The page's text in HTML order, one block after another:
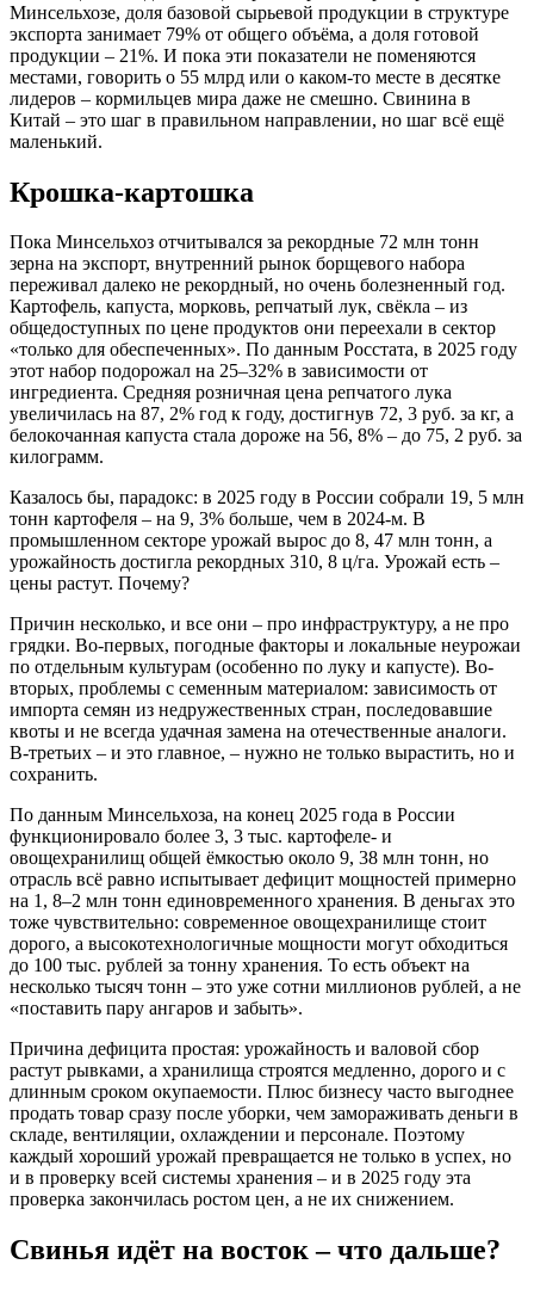
Минсельхозе, доля базовой сырьевой продукции в структуре
экспорта занимает 79% от общего объёма, а доля готовой
продукции – 21%. И пока эти показатели не поменяются
местами, говорить о 55 млрд или о каком-то месте в десятке
лидеров – кормильцев мира даже не смешно. Свинина в
Китай – это шаг в правильном направлении, но шаг всё ещё
маленький.
Крошка-картошка
Пока Минсельхоз отчитывался за рекордные 72 млн тонн
зерна на экспорт, внутренний рынок борщевого набора
переживал далеко не рекордный, но очень болезненный год.
Картофель, капуста, морковь, репчатый лук, свёкла – из
общедоступных по цене продуктов они переехали в сектор
«только для обеспеченных». По данным Росстата, в 2025 году
этот набор подорожал на 25–32% в зависимости от
ингредиента. Средняя розничная цена репчатого лука
увеличилась на 87, 2% год к году, достигнув 72, 3 руб. за кг, а
белокочанная капуста стала дороже на 56, 8% – до 75, 2 руб. за
килограмм.
Казалось бы, парадокс: в 2025 году в России собрали 19, 5 млн
тонн картофеля – на 9, 3% больше, чем в 2024-м. В
промышленном секторе урожай вырос до 8, 47 млн тонн, а
урожайность достигла рекордных 310, 8 ц/га. Урожай есть –
цены растут. Почему?
Причин несколько, и все они – про инфраструктуру, а не про
грядки. Во-первых, погодные факторы и локальные неурожаи
по отдельным культурам (особенно по луку и капусте). Во-
вторых, проблемы с семенным материалом: зависимость от
импорта семян из недружественных стран, последовавшие
квоты и не всегда удачная замена на отечественные аналоги.
В-третьих – и это главное, – нужно не только вырастить, но и
сохранить.
По данным Минсельхоза, на конец 2025 года в России
функционировало более 3, 3 тыс. картофеле- и
овощехранилищ общей ёмкостью около 9, 38 млн тонн, но
отрасль всё равно испытывает дефицит мощностей примерно
на 1, 8–2 млн тонн единовременного хранения. В деньгах это
тоже чувствительно: современное овощехранилище стоит
дорого, а высокотехнологичные мощности могут обходиться
до 100 тыс. рублей за тонну хранения. То есть объект на
несколько тысяч тонн – это уже сотни миллионов рублей, а не
«поставить пару ангаров и забыть».
Причина дефицита простая: урожайность и валовой сбор
растут рывками, а хранилища строятся медленно, дорого и с
длинным сроком окупаемости. Плюс бизнесу часто выгоднее
продать товар сразу после уборки, чем замораживать деньги в
складе, вентиляции, охлаждении и персонале. Поэтому
каждый хороший урожай превращается не только в успех, но
и в проверку всей системы хранения – и в 2025 году эта
проверка закончилась ростом цен, а не их снижением.
Свинья идёт на восток – что дальше?